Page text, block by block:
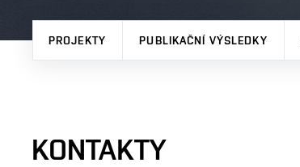
PROJEKTY PUBLIKAČNÍ VÝSLEDKY
KONTAKTY